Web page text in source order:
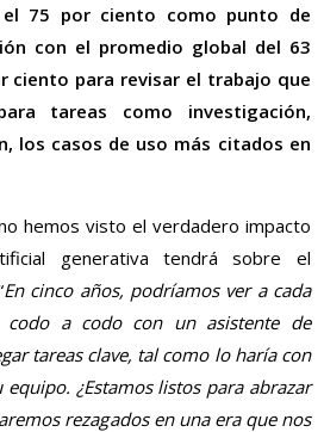
75 por ciento como punto de
con el promedio global del 63
ciento para revisar el trabajo que
tareas como investigación,
los casos de uso más citados en
hemos visto el verdadero impacto
generativa tendrá sobre el
En cinco años, podríamos ver a cada
codo a codo con un asistente de
tareas clave, tal como lo haría con
¿Estamos listos para abrazar
rezagados en una era que nos